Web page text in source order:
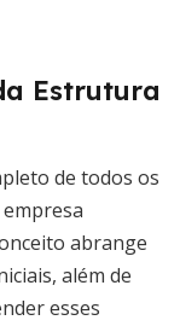
Estrutura
de todos os
abrange
além de
esses